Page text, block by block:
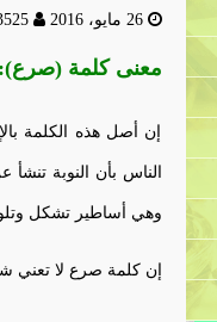
26 مايو، 2016 3525 عدد الزوار
معنى كلمة (صرع):
إن أصل هذه الكلمة
الناس بأن النوبة
وهي أساطير تشكل
إن كلمة صرع لا تعني